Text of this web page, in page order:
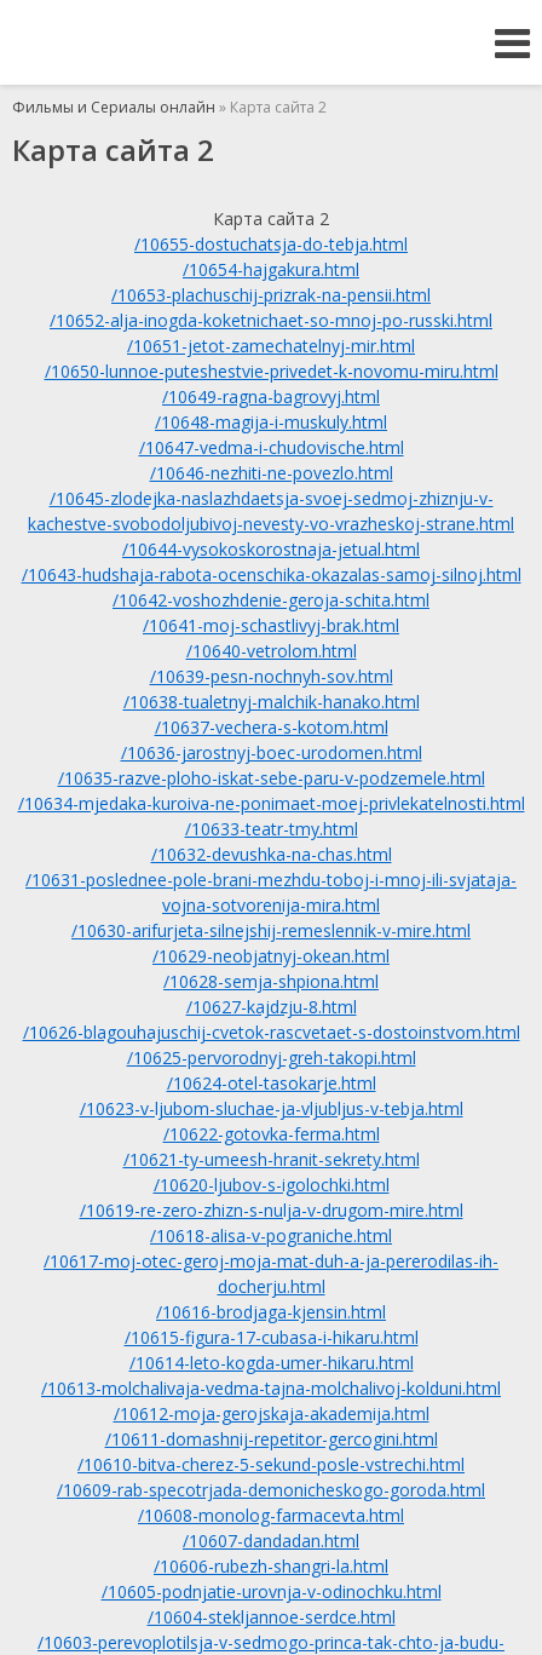
Фильмы и Сериалы онлайн » Карта сайта 2
Карта сайта 2
Карта сайта 2
/10655-dostuchatsja-do-tebja.html
/10654-hajgakura.html
/10653-plachuschij-prizrak-na-pensii.html
/10652-alja-inogda-koketnichaet-so-mnoj-po-russki.html
/10651-jetot-zamechatelnyj-mir.html
/10650-lunnoe-puteshestvie-privedet-k-novomu-miru.html
/10649-ragna-bagrovyj.html
/10648-magija-i-muskuly.html
/10647-vedma-i-chudovische.html
/10646-nezhiti-ne-povezlo.html
/10645-zlodejka-naslazhdaetsja-svoej-sedmoj-zhiznju-v-
kachestve-svobodoljubivoj-nevesty-vo-vrazheskoj-strane.html
/10644-vysokoskorostnaja-jetual.html
/10643-hudshaja-rabota-ocenschika-okazalas-samoj-silnoj.html
/10642-voshozhdenie-geroja-schita.html
/10641-moj-schastlivyj-brak.html
/10640-vetrolom.html
/10639-pesn-nochnyh-sov.html
/10638-tualetnyj-malchik-hanako.html
/10637-vechera-s-kotom.html
/10636-jarostnyj-boec-urodomen.html
/10635-razve-ploho-iskat-sebe-paru-v-podzemele.html
/10634-mjedaka-kuroiva-ne-ponimaet-moej-privlekatelnosti.html
/10633-teatr-tmy.html
/10632-devushka-na-chas.html
/10631-poslednee-pole-brani-mezhdu-toboj-i-mnoj-ili-svjataja-
vojna-sotvorenija-mira.html
/10630-arifurjeta-silnejshij-remeslennik-v-mire.html
/10629-neobjatnyj-okean.html
/10628-semja-shpiona.html
/10627-kajdzju-8.html
/10626-blagouhajuschij-cvetok-rascvetaet-s-dostoinstvom.html
/10625-pervorodnyj-greh-takopi.html
/10624-otel-tasokarje.html
/10623-v-ljubom-sluchae-ja-vljubljus-v-tebja.html
/10622-gotovka-ferma.html
/10621-ty-umeesh-hranit-sekrety.html
/10620-ljubov-s-igolochki.html
/10619-re-zero-zhizn-s-nulja-v-drugom-mire.html
/10618-alisa-v-pograniche.html
/10617-moj-otec-geroj-moja-mat-duh-a-ja-pererodilas-ih-
docherju.html
/10616-brodjaga-kjensin.html
/10615-figura-17-cubasa-i-hikaru.html
/10614-leto-kogda-umer-hikaru.html
/10613-molchalivaja-vedma-tajna-molchalivoj-kolduni.html
/10612-moja-gerojskaja-akademija.html
/10611-domashnij-repetitor-gercogini.html
/10610-bitva-cherez-5-sekund-posle-vstrechi.html
/10609-rab-specotrjada-demonicheskogo-goroda.html
/10608-monolog-farmacevta.html
/10607-dandadan.html
/10606-rubezh-shangri-la.html
/10605-podnjatie-urovnja-v-odinochku.html
/10604-stekljannoe-serdce.html
/10603-perevoplotilsja-v-sedmogo-princa-tak-chto-ja-budu-